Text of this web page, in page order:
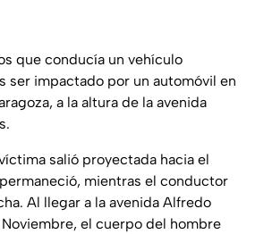
que conducía un vehículo
ser impactado por un automóvil en
a la altura de la avenida
salió proyectada hacia el
mientras el conductor
Al llegar a la avenida Alfredo
el cuerpo del hombre